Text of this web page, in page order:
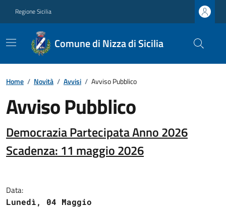
Regione Sicilia
Comune di Nizza di Sicilia
Home / Novità / Avvisi / Avviso Pubblico
Avviso Pubblico
Democrazia Partecipata Anno 2026
Scadenza: 11 maggio 2026
Data:
Lunedì, 04 Maggio